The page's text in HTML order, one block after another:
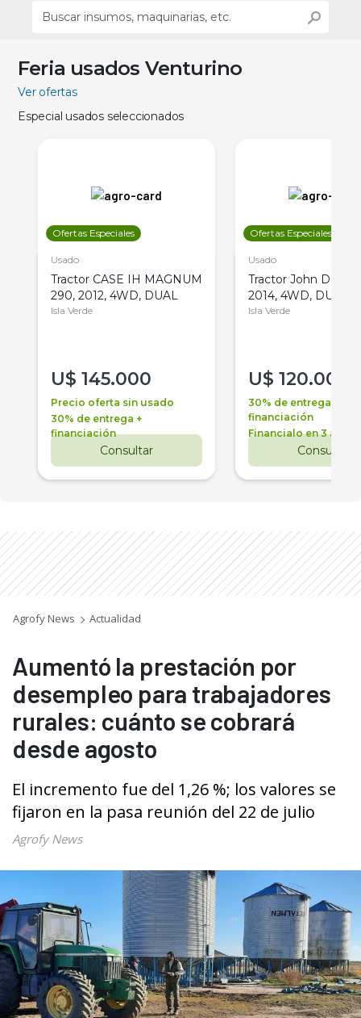
Feria usados Venturino
Ver ofertas
Especial usados seleccionados
Ofertas Especiales
Usado
Tractor CASE IH MAGNUM
290, 2012, 4WD, DUAL
Isla Verde
U$ 145.000
Precio oferta sin usado
30% de entrega +
financiación
Consultar
Ofertas Especiales
Usado
Tractor John Deere
2014, 4WD, DUAL
Isla Verde
U$ 120.000
30% de entrega +
financiación
Financialo en 3 años
Consultar
Agrofy News Actualidad
Aumentó la prestación por
desempleo para trabajadores
rurales: cuánto se cobrará
desde agosto
El incremento fue del 1,26 %; los valores se
fijaron en la pasa reunión del 22 de julio
Agrofy News